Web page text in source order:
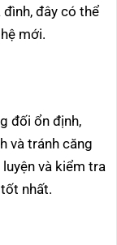
đây có thể
mới.
đối ổn định,
và tránh căng
và kiểm tra
nhất.